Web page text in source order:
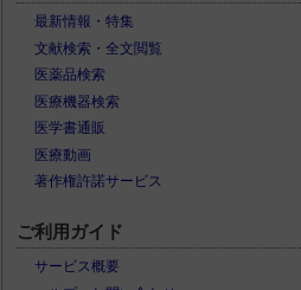
最新情報・特集
文献検索・全文閲覧
医薬品検索
医療機器検索
医学書通販
医療動画
著作権許諾サービス
ご利用ガイド
サービス概要